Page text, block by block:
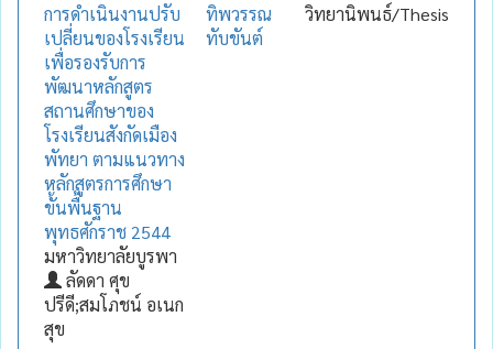
การดำเนินงานปรับ
เปลี่ยนของโรงเรียน
เพื่อรองรับการ
พัฒนาหลักสูตร
สถานศึกษาของ
โรงเรียนสังกัดเมือง
พัทยา ตามแนวทาง
หลักสูตรการศึกษา
ขั้นพื้นฐาน
พุทธศักราช 2544
มหาวิทยาลัยบูรพา
ลัดดา ศุข
ปรีดี;สมโภชน์ อเนก
สุข
ทิพวรรณ
ทับขันต์
วิทยานิพนธ์/Thesis